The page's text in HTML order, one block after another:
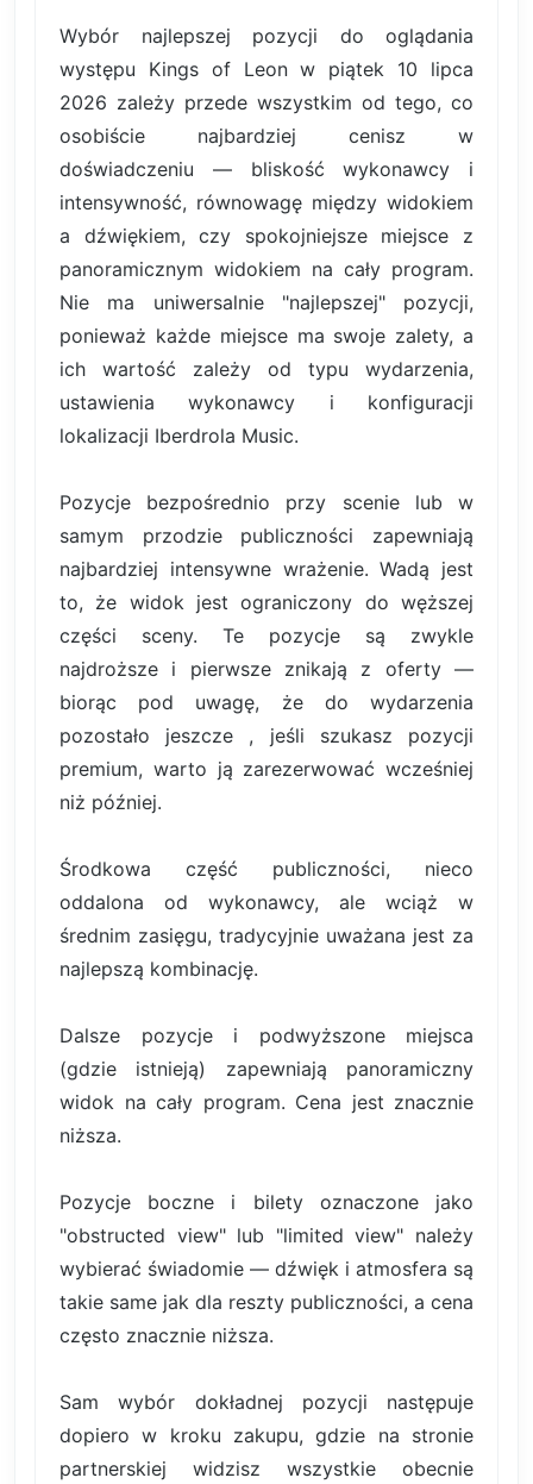
Wybór najlepszej pozycji do oglądania
występu Kings of Leon w piątek 10 lipca
2026 zależy przede wszystkim od tego, co
osobiście najbardziej cenisz w
doświadczeniu — bliskość wykonawcy i
intensywność, równowagę między widokiem
a dźwiękiem, czy spokojniejsze miejsce z
panoramicznym widokiem na cały program.
Nie ma uniwersalnie "najlepszej" pozycji,
ponieważ każde miejsce ma swoje zalety, a
ich wartość zależy od typu wydarzenia,
ustawienia wykonawcy i konfiguracji
lokalizacji Iberdrola Music.
Pozycje bezpośrednio przy scenie lub w
samym przodzie publiczności zapewniają
najbardziej intensywne wrażenie. Wadą jest
to, że widok jest ograniczony do węższej
części sceny. Te pozycje są zwykle
najdroższe i pierwsze znikają z oferty —
biorąc pod uwagę, że do wydarzenia
pozostało jeszcze , jeśli szukasz pozycji
premium, warto ją zarezerwować wcześniej
niż później.
Środkowa część publiczności, nieco
oddalona od wykonawcy, ale wciąż w
średnim zasięgu, tradycyjnie uważana jest za
najlepszą kombinację.
Dalsze pozycje i podwyższone miejsca
(gdzie istnieją) zapewniają panoramiczny
widok na cały program. Cena jest znacznie
niższa.
Pozycje boczne i bilety oznaczone jako
"obstructed view" lub "limited view" należy
wybierać świadomie — dźwięk i atmosfera są
takie same jak dla reszty publiczności, a cena
często znacznie niższa.
Sam wybór dokładnej pozycji następuje
dopiero w kroku zakupu, gdzie na stronie
partnerskiej widzisz wszystkie obecnie